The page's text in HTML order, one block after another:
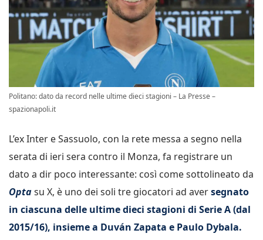
Politano: dato da record nelle ultime dieci stagioni – La Presse –
spazionapoli.it
L’ex Inter e Sassuolo, con la rete messa a segno nella
serata di ieri sera contro il Monza, fa registrare un
dato a dir poco interessante: così come sottolineato da
Optasu X, è uno dei soli tre giocatori ad aversegnato
in ciascuna delle ultime dieci stagioni di Serie A (dal
2015/16), insieme a Duván Zapata e Paulo Dybala.